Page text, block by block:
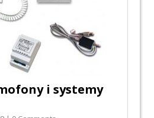
i systemy